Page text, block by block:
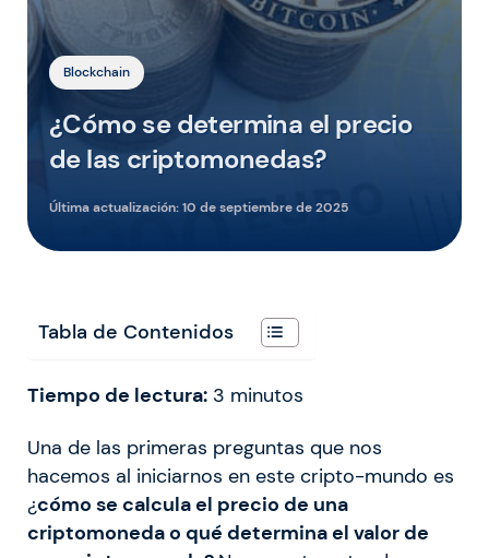
Blockchain
¿Cómo se determina el precio
de las criptomonedas?
Última actualización:10 de septiembre de 2025
Tabla de Contenidos
Tiempo de lectura: 3 minutos
Una de las primeras preguntas que nos
hacemos al iniciarnos en este cripto-mundo es
¿cómo se calcula el precio de una
criptomoneda o qué determina el valor de